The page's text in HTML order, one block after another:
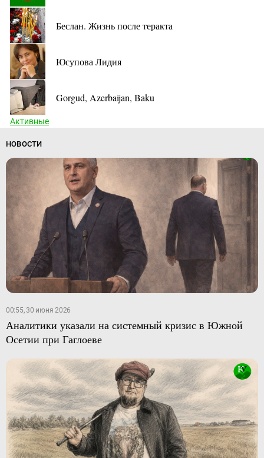
Беслан. Жизнь после теракта
Юсупова Лидия
Gorgud, Azerbaijan, Baku
Активные
НОВОСТИ
00:55, 30 июня 2026
Аналитики указали на системный кризис в Южной
Осетии при Гаглоеве